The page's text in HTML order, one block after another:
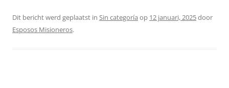
Dit bericht werd geplaatst in Sin categoría op 12 januari, 2025door
Esposos Misioneros.